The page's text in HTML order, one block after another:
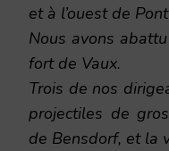
et à l’ouest de
Nous avons
fort de Vaux.
Trois de nos
projectiles de
de Bensdorf, et la